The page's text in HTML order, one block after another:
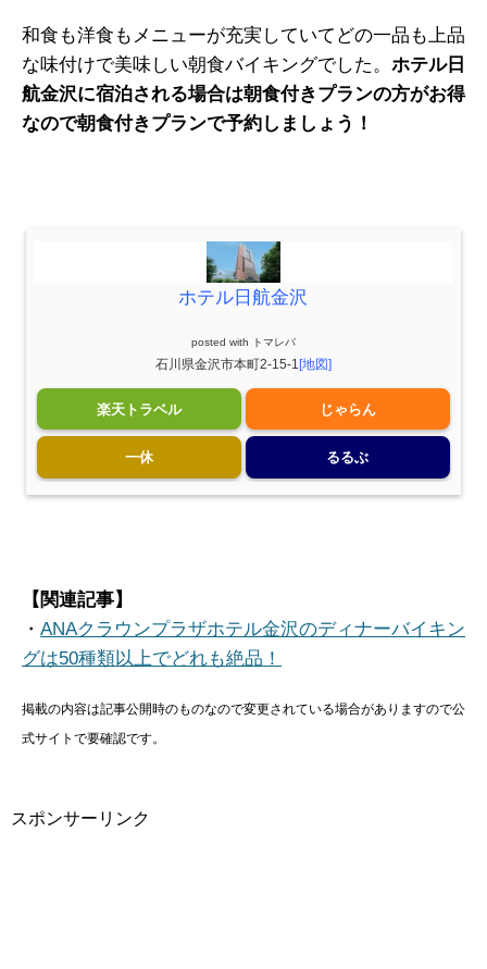
和食も洋食もメニューが充実していてどの一品も上品
な味付けで美味しい朝食バイキングでした。 ホテル日
航金沢に宿泊される場合は朝食付きプランの方がお得
なので朝食付きプランで予約しましょう！
ホテル日航金沢
posted with トマレバ
石川県金沢市本町2-15-1 [地図]
楽天トラベル じゃらん
一休 るるぶ
【関連記事】
・ ANAクラウンプラザホテル金沢のディナーバイキン
グは50種類以上でどれも絶品！
掲載の内容は記事公開時のものなので変更されている場合がありますので公
式サイトで要確認です。
スポンサーリンク